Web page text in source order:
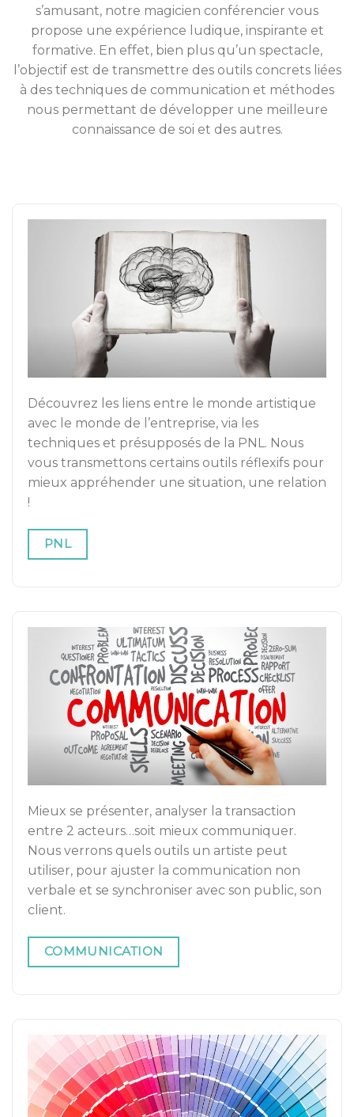
s’amusant, notre magicien conférencier vous
propose une expérience ludique, inspirante et
formative. En effet, bien plus qu’un spectacle,
l’objectif est de transmettre des outils concrets liées
à des techniques de communication et méthodes
nous permettant de développer une meilleure
connaissance de soi et des autres.
Découvrez les liens entre le monde artistique
avec le monde de l’entreprise, via les
techniques et présupposés de la PNL. Nous
vous transmettons certains outils réflexifs pour
mieux appréhender une situation, une relation
!
PNL
Mieux se présenter, analyser la transaction
entre 2 acteurs…soit mieux communiquer.
Nous verrons quels outils un artiste peut
utiliser, pour ajuster la communication non
verbale et se synchroniser avec son public, son
client.
COMMUNICATION